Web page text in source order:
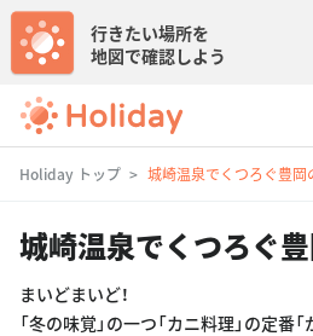
行きたい場所を
地図で確認しよう
Holiday トップ 城崎温泉でくつろぐ豊岡
城崎温泉でくつろぐ
まいどまいど！
「冬の味覚」の一つ「カニ料理」の定番